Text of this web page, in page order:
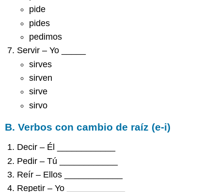
pide
pides
pedimos
Servir – Yo _____
sirves
sirven
sirve
sirvo
B. Verbos con cambio de raíz (e-i)
Decir – Él ____________
Pedir – Tú ____________
Reír – Ellos ____________
Repetir – Yo ____________